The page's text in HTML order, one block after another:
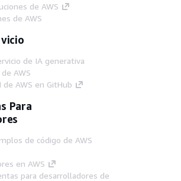
de AWS
de AWS
de IA generativa
AWS
AWS en GitHub
Para
de código de AWS
en AWS
para desarrolladores de